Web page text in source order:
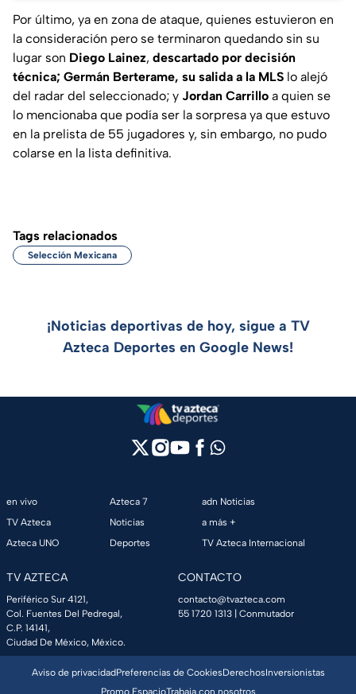
Por último, ya en zona de ataque, quienes estuvieron en
la consideración pero se terminaron quedando sin su
lugar son Diego Lainez, descartado por decisión
técnica; Germán Berterame, su salida a la MLS lo alejó
del radar del seleccionado; y Jordan Carrillo a quien se
lo mencionaba que podía ser la sorpresa ya que estuvo
en la prelista de 55 jugadores y, sin embargo, no pudo
colarse en la lista definitiva.
Tags relacionados
Selección Mexicana
¡Noticias deportivas de hoy, sigue a TV
Azteca Deportes en Google News!
en vivo
TV Azteca
Azteca UNO
Azteca 7
Noticias
Deportes
adn Noticias
a más +
TV Azteca Internacional
TV AZTECA
Periférico Sur 4121,
Col. Fuentes Del Pedregal,
C.P. 14141,
Ciudad De México, México.
CONTACTO
contacto@tvazteca.com
55 1720 1313 | Conmutador
Aviso de privacidadPreferencias de CookiesDerechosInversionistas